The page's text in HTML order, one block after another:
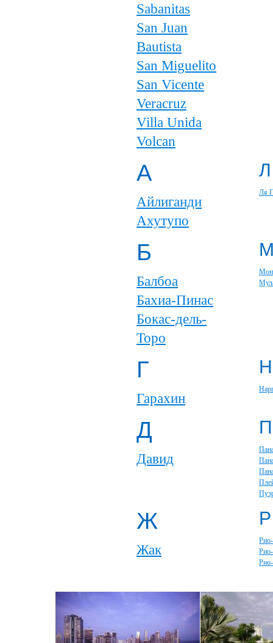
Sabanitas
San Juan
Bautista
San Miguelito
San Vicente
Veracruz
Villa Unida
Volcan
А
Айлиганди
Ахутупо
Л
Ля
Б
Балбоа
Бахиа-Пинас
Бокас-дель-
Торо
Г
Гарахин
Н
Д
Давид
П
Ж
Жак
Р